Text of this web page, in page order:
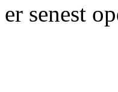
er senest